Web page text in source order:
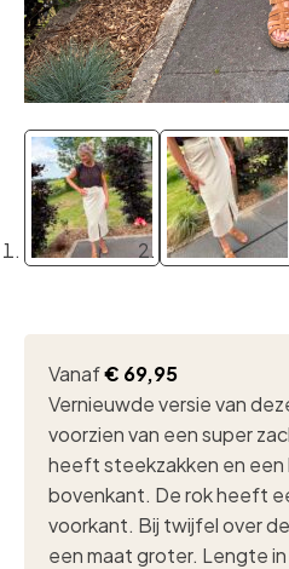
Vanaf€ 69,95
Vernieuwde versie van
voorzien van een super
heeft steekzakken en een
bovenkant. De rok heeft
voorkant. Bij twijfel over
een maat groter. Lengte in